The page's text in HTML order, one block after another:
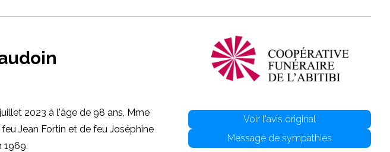
2023 à l'âge de 98 ans, Mme
Jean Fortin et de feu Joséphine
1969.
Voir l'avis original
Message de sympathies